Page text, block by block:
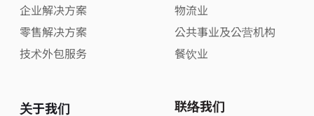
企业解决方案
零售解决方案
技术外包服务
物流业
公共事业及公营机构
餐饮业
关于我们 联络我们